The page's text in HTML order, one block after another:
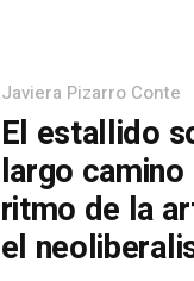
Javiera Pizarro Conte
El estallido
largo
ritmo de la
el